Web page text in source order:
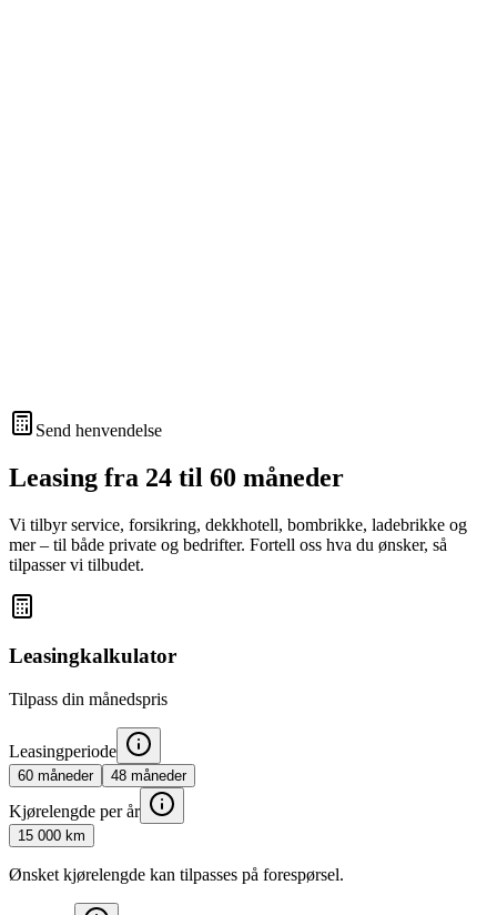
Send henvendelse
Leasing fra 24 til 60 måneder
Vi tilbyr service, forsikring, dekkhotell, bombrikke, ladebrikke og
mer – til både private og bedrifter. Fortell oss hva du ønsker, så
tilpasser vi tilbudet.
Leasingkalkulator
Tilpass din månedspris
Leasingperiode
60 måneder 48 måneder
Kjørelengde per år
15 000 km
Ønsket kjørelengde kan tilpasses på forespørsel.